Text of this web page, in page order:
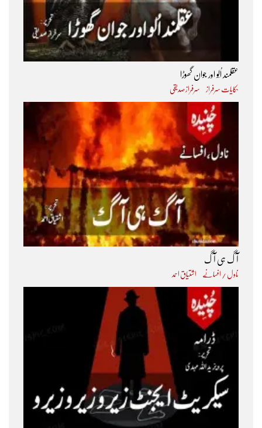
عقلمند اُلّو اور جوان گھوڑا
حکایات سرفراز سرفراز صدیقی
آگ ہی آگ
ناول / افسانے اشتیاق احمد